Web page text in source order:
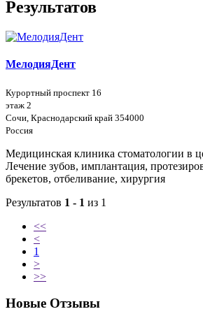
Результатов
МелодияДент
Курортный проспект 16
этаж 2
Сочи, Краснодарский край 354000
Россия
Медицинская клиника стоматологии в
Лечение зубов, имплантация,
брекетов, отбеливание, хирургия
Результатов 1 - 1 из 1
<<
<
1
>
>>
Новые Отзывы